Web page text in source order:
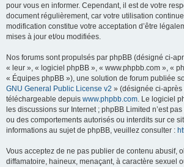
pour vous en informer. Cependant, il est de votre
document régulièrement, car votre utilisation
modification constitue votre acceptation d’être
mises à jour et/ou modifiées.
Nos forums sont propulsés par phpBB (désigné ci-
« leur », « logiciel phpBB », « www.phpbb.com », «
« Équipes phpBB »), une solution de forum publiée
GNU General Public License v2 » (désignée ci-après
téléchargeable depuis www.phpbb.com. Le logiciel
les discussions sur Internet ; phpBB Limited n’est
ou des comportements autorisés ou interdits sur ce
informations au sujet de phpBB, veuillez consulter :
Vous acceptez de ne pas publier de contenu abusif,
diffamatoire, haineux, menaçant, à caractère sexuel